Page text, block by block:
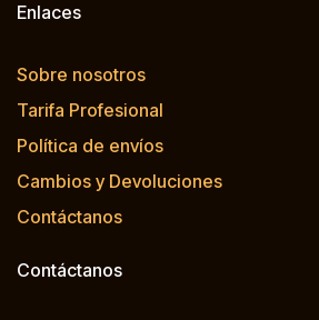
Enlaces
Sobre nosotros
Tarifa Profesional
Política de envíos
Cambios y Devoluciones
Contáctanos
Contáctanos